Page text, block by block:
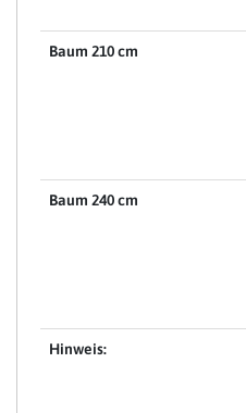
Baum 210 cm
Baum 240 cm
Hinweis: